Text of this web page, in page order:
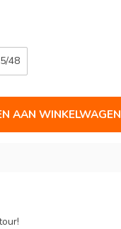
48
AAN WINKELWAGEN